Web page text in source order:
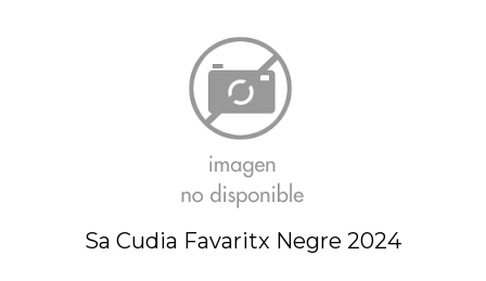
Sa Cudia Favaritx Negre 2024